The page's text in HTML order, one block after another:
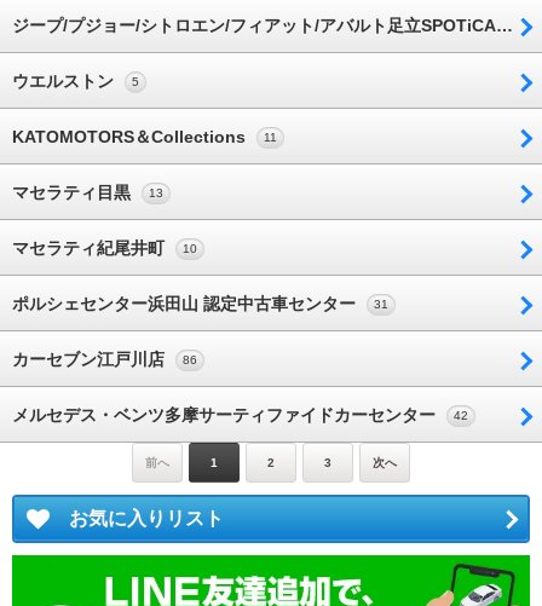
ジープ/プジョー/シトロエン/フィアット/アバルト足立SPOTiCARセンター
ウエルストン 5
KATOMOTORS＆Collections 11
マセラティ目黒 13
マセラティ紀尾井町 10
ポルシェセンター浜田山 認定中古車センター 31
カーセブン江戸川店 86
メルセデス・ベンツ多摩サーティファイドカーセンター 42
前へ 1 2 3 次へ
お気に入りリスト